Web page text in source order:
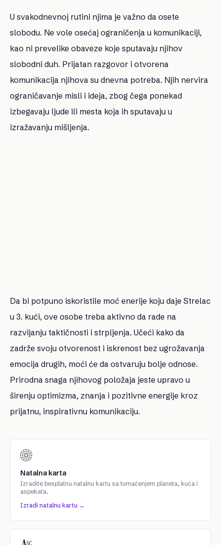
U svakodnevnoj rutini njima je važno da osete
slobodu. Ne vole osećaj ograničenja u komunikaciji,
kao ni prevelike obaveze koje sputavaju njihov
slobodni duh. Prijatan razgovor i otvorena
komunikacija njihova su dnevna potreba. Njih nervira
ograničavanje misli i ideja, zbog čega ponekad
izbegavaju ljude ili mesta koja ih sputavaju u
izražavanju mišljenja.
Da bi potpuno iskoristile moć enerije koju daje Strelac
u 3. kući, ove osobe treba aktivno da rade na
razvijanju taktičnosti i strpljenja. Učeći kako da
zadrže svoju otvorenost i iskrenost bez ugrožavanja
emocija drugih, moći će da ostvaruju bolje odnose.
Prirodna snaga njihovog položaja jeste upravo u
širenju optimizma, znanja i pozitivne energije kroz
prijatnu, inspirativnu komunikaciju.
Natalna karta
Izradite besplatnu natalnu kartu sa tumačenjem planeta, kuća i
aspekata.
Izradi natalnu kartu →